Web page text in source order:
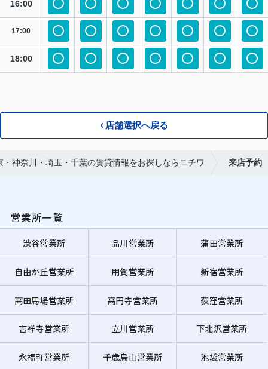
16:00
17:00
18:00
店舗選択へ戻る
・神奈川・埼玉・千葉の賃貸情報をお探しならニチワ 来店予約
営業所一覧
渋谷営業所 品川営業所 蒲田営業所
自由が丘営業所 用賀営業所 新宿営業所
高田馬場営業所 高円寺営業所 荻窪営業所
吉祥寺営業所 立川営業所 下北沢営業所
永福町営業所 千歳烏山営業所 池袋営業所